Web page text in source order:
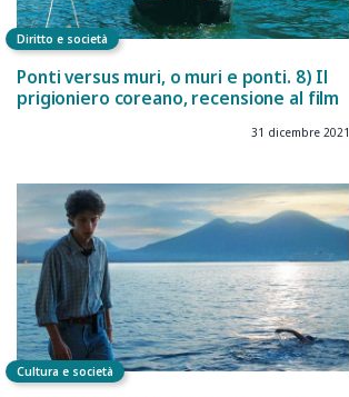
Diritto e società
Ponti versus muri, o muri e ponti. 8) Il
prigioniero coreano, recensione al film
31 dicembre 2021
Cultura e società